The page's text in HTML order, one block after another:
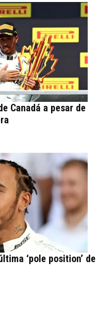
Canadá a pesar de
‘pole position’ de